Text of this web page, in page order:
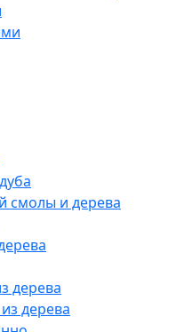
смолы и дерева
дерева
дерева